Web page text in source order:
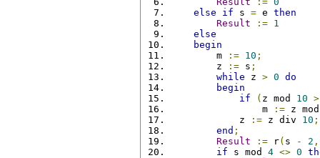
else
if s = e then
Result
:= 1
else
begin
        m
:= 10 ;
        z
:= s ;
while z > 0 do
begin
if
( z mod 10 >
                m
:= z
            z
:= z div 10 ;
end ;
Result
:= r( s - 2 ,
if s mod 4 <> 0